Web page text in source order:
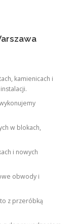
kamienicach i
w blokach,
i nowych
obwody i
z przeróbką